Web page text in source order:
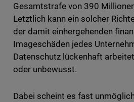
Gesamtstrafe von 390
Letztlich kann ein solcher
der damit einhergehenden
Imageschäden jedes
Datenschutz lückenhaft
oder unbewusst.
Dabei scheint es fast